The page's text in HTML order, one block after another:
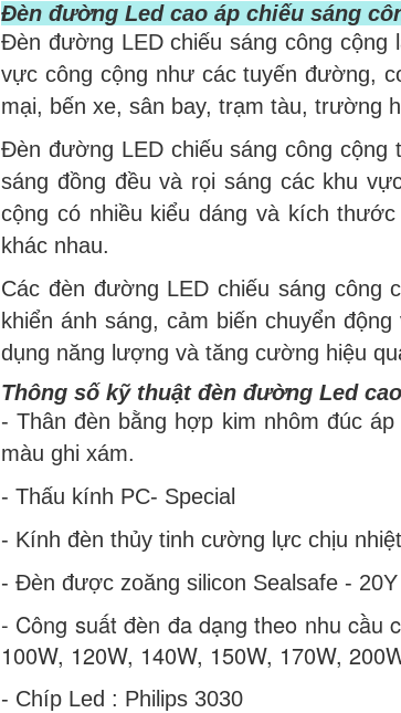
Đèn đường Led cao áp chiếu sáng
Đèn đường LED chiếu sáng công cộng
vực công cộng như các tuyến đường,
mại, bến xe, sân bay, trạm tàu, trường
Đèn đường LED chiếu sáng công
sáng đồng đều và rọi sáng các khu
cộng có nhiều kiểu dáng và kích
khác nhau.
Các đèn đường LED chiếu sáng công
khiển ánh sáng, cảm biến chuyển
dụng năng lượng và tăng cường hiệu
Thông số kỹ thuật đèn đường Led
- Thân đèn bằng hợp kim nhôm đúc
màu ghi xám.
- Thấu kính PC- Special
- Kính đèn thủy tinh cường lực chịu nhiệt
- Đèn được zoăng silicon Sealsafe -
- Công suất đèn đa dạng theo nhu cầu
100W, 120W, 140W, 150W, 170W,
- Chíp Led : Philips 3030